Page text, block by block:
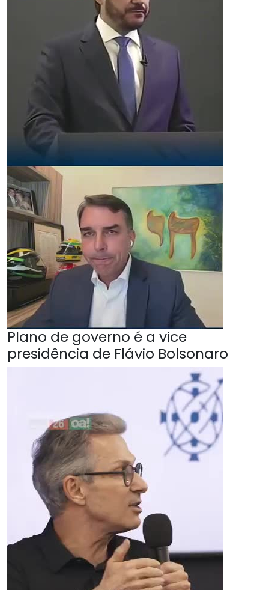
Plano de governo é a vice
presidência de Flávio Bolsonaro